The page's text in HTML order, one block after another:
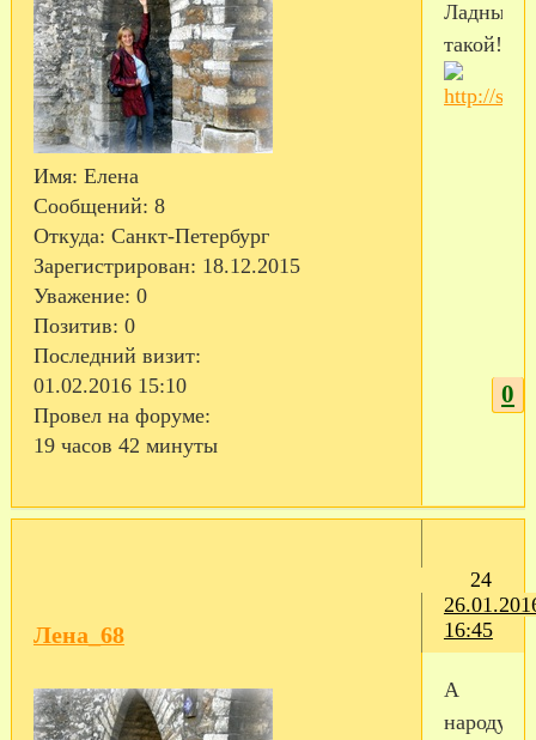
Имя: Елена
Сообщений: 8
Откуда: Санкт-Петербург
Зарегистрирован: 18.12.2015
Уважение: 0
Позитив: 0
Последний визит:
01.02.2016 15:10
Провел на форуме:
19 часов 42 минуты
Ладный
такой!
0
24
16:45
Лена_68
А
народу